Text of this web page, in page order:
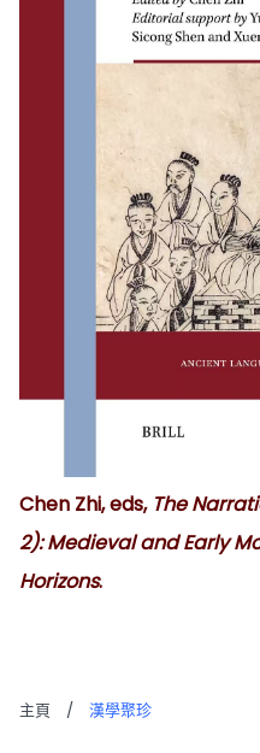
Chen Zhi, eds,The
2): Medieval and Early
Horizons.
主頁 / 漢學聚珍